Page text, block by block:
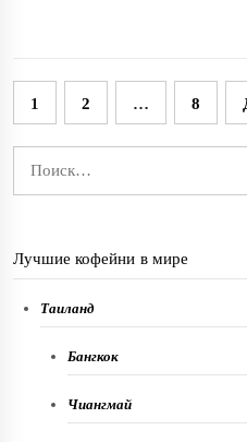
Пагинация
записей
1 2 … 8
Лучшие кофейни в мире
Таиланд
Бангкок
Чиангмай